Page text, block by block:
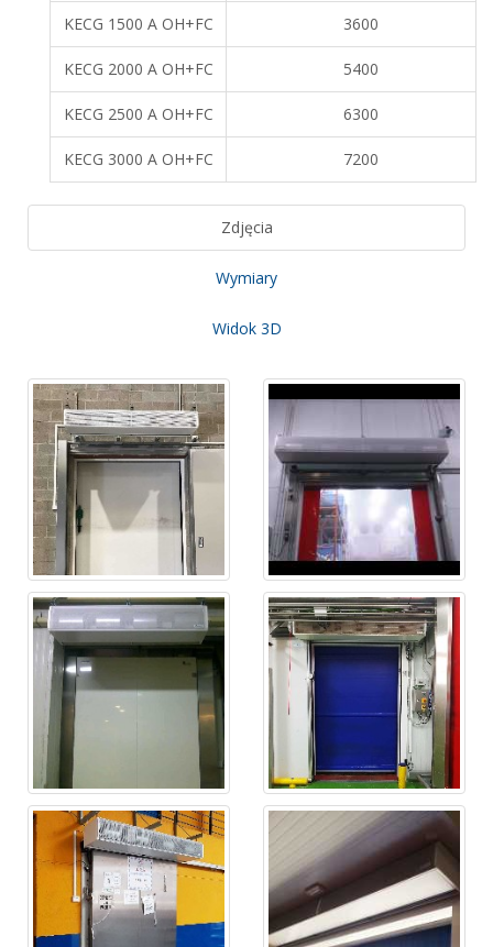
KECG 1500 A OH+FC 3600
KECG 2000 A OH+FC 5400
KECG 2500 A OH+FC 6300
KECG 3000 A OH+FC 7200
Zdjęcia
Wymiary
Widok 3D